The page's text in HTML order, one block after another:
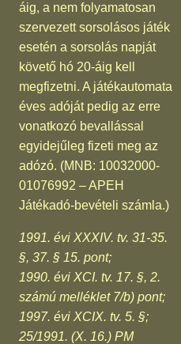
áig, a nem folyamatosan
szervezett sorsolásos játék
esetén a sorsolás napját
követő hó 20-áig kell
megfizetni. A játékautomata
éves adóját pedig az erre
vonatkozó bevallással
egyidejűleg fizeti meg az
adózó. (MNB: 10032000-
01076992 – APEH
Játékadó-bevételi számla.)
1991. évi XXXIV. tv. 31-35.
§, 37. § 15. pont;
1990. évi XCI. tv. 17. §, 2.
számú melléklet 7/b) pont;
1997. évi XCIX. tv. 5. §;
25/1991. (X. 16.) PM